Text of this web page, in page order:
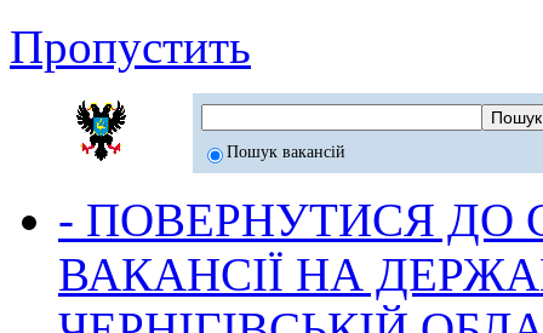
Пропустить
Пошук вакансій
- ПОВЕРНУТИСЯ ДО
ВАКАНСІЇ НА